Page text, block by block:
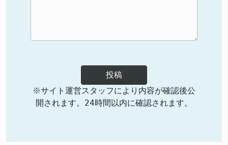
投稿
※サイト運営スタッフにより内容が確認後公
開されます。24時間以内に確認されます。